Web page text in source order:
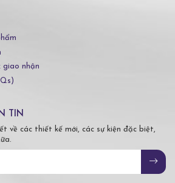
giao nhận
TIN
về các thiết kế mới, các sự kiện đặc biệt,